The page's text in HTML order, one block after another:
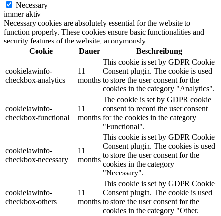
Necessary
immer aktiv
Necessary cookies are absolutely essential for the website to
function properly. These cookies ensure basic functionalities and
security features of the website, anonymously.
Cookie
Dauer Beschreibung
cookielawinfo-
checkbox-analytics
11
months
This cookie is set by GDPR Cookie
Consent plugin. The cookie is used
to store the user consent for the
cookies in the category "Analytics".
cookielawinfo-
checkbox-functional
11
months
The cookie is set by GDPR cookie
consent to record the user consent
for the cookies in the category
"Functional".
cookielawinfo-
checkbox-necessary
11
months
This cookie is set by GDPR Cookie
Consent plugin. The cookies is used
to store the user consent for the
cookies in the category
"Necessary".
cookielawinfo-
checkbox-others
11
months
This cookie is set by GDPR Cookie
Consent plugin. The cookie is used
to store the user consent for the
cookies in the category "Other.